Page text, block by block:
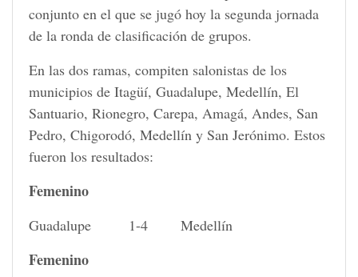
conjunto en el que se jugó hoy la segunda jornada
de la ronda de clasificación de grupos.
En las dos ramas, compiten salonistas de los
municipios de Itagüí, Guadalupe, Medellín, El
Santuario, Rionegro, Carepa, Amagá, Andes, San
Pedro, Chigorodó, Medellín y San Jerónimo. Estos
fueron los resultados:
Femenino
Guadalupe 1-4 Medellín
Femenino